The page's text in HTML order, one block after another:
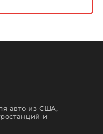
авто из США,
и